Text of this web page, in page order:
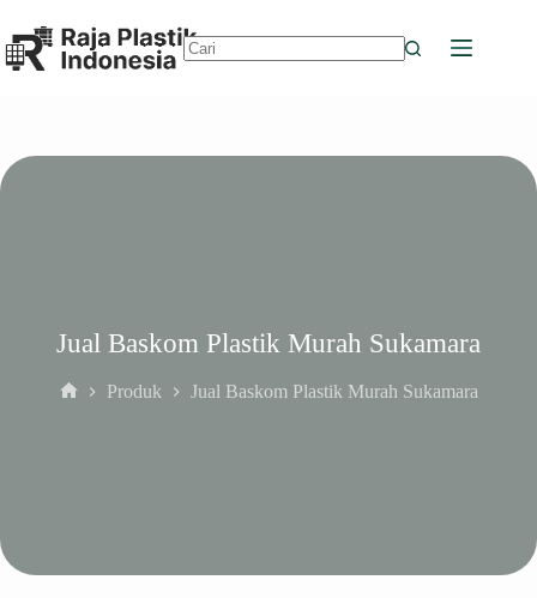
to
content
Jual Baskom Plastik Murah Sukamara
Produk Jual Baskom Plastik Murah Sukamara